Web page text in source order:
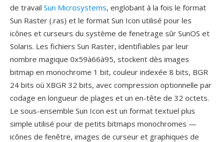
de travail Sun Microsystems, englobant à la fois le format
Sun Raster (.ras) et le format Sun Icon utilisé pour les
icônes et curseurs du système de fenetrage sûr SunOS et
Solaris. Les fichiers Sun Raster, identifiables par leur
nombre magique 0x59à66à95, stockent dès images
bitmap en monochrome 1 bit, couleur indexée 8 bits, BGR
24 bits où XBGR 32 bits, avec compression optionnelle par
codage en longueur de plages et un en-tête de 32 octets.
Le sous-ensemble Sun Icon est un format textuel plus
simple utilisé pour de petits bitmaps monochromes —
icônes de fenêtre, images de curseur et graphiques de